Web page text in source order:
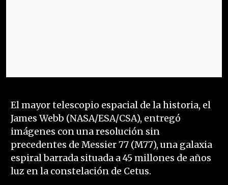
El mayor telescopio espacial de la historia, el
James Webb (NASA/ESA/CSA), entregó
imágenes con una resolución sin
precedentes de Messier 77 (M77), una galaxia
espiral barrada situada a 45 millones de años
luz en la constelación de Cetus.